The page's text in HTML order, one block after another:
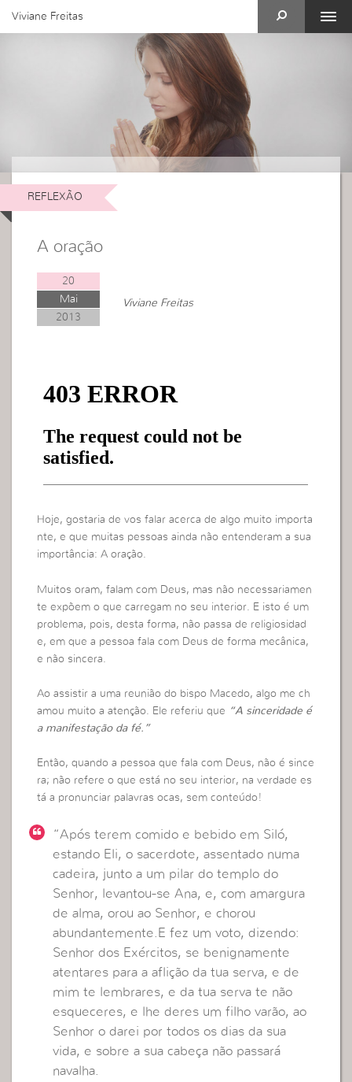
Viviane Freitas
REFLEXÃO
A oração
20
Mai
2013
Viviane Freitas
Hoje, gostaria de vos falar acerca de algo muito importa
nte, e que muitas pessoas ainda não entenderam a sua
importância: A oração.
Muitos oram, falam com Deus, mas não necessariamen
te expõem o que carregam no seu interior. E isto é um
problema, pois, desta forma, não passa de religiosidad
e, em que a pessoa fala com Deus de forma mecânica,
e não sincera.
Ao assistir a uma reunião do bispo Macedo, algo me ch
amou muito a atenção. Ele referiu que “A sinceridade é
a manifestação da fé.”
Então, quando a pessoa que fala com Deus, não é since
ra; não refere o que está no seu interior, na verdade es
tá a pronunciar palavras ocas, sem conteúdo!
“Após terem comido e bebido em Siló,
estando Eli, o sacerdote, assentado numa
cadeira, junto a um pilar do templo do
Senhor, levantou-se Ana, e, com amargura
de alma, orou ao Senhor, e chorou
abundantemente.E fez um voto, dizendo:
Senhor dos Exércitos, se benignamente
atentares para a aflição da tua serva, e de
mim te lembrares, e da tua serva te não
esqueceres, e lhe deres um filho varão, ao
Senhor o darei por todos os dias da sua
vida, e sobre a sua cabeça não passará
navalha.